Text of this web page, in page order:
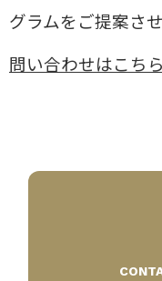
グラムをご提案さ
問い合わせはこち